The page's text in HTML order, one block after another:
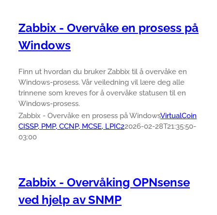
Zabbix - Overvåke en prosess på
Windows
Finn ut hvordan du bruker Zabbix til å overvåke en
Windows-prosess. Vår veiledning vil lære deg alle
trinnene som kreves for å overvåke statusen til en
Windows-prosess.
Zabbix - Overvåke en prosess på WindowsVirtualCoin
CISSP, PMP, CCNP, MCSE, LPIC22026-02-28T21:35:50-
03:00
Zabbix - Overvåking OPNsense
ved hjelp av SNMP